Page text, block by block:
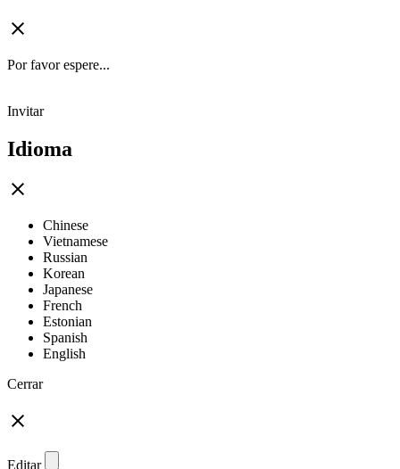
Por favor espere...
Invitar
Idioma
Chinese
Vietnamese
Russian
Korean
Japanese
French
Estonian
Spanish
English
Cerrar
Editar